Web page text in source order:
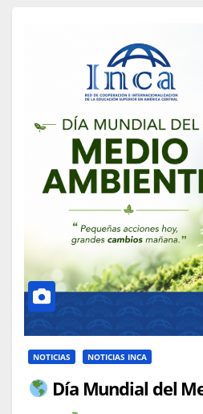
NOTICIAS NOTICIAS INCA
Día Mundial del